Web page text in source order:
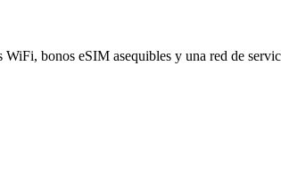
bonos eSIM asequibles y una red de